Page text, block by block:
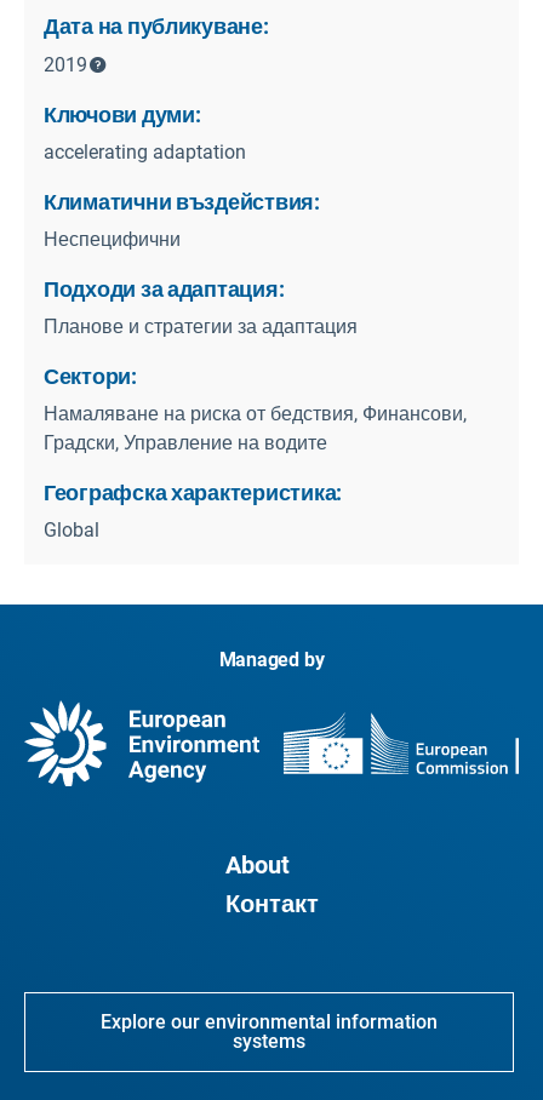
Дата на публикуване:
2019
Ключови думи:
accelerating adaptation
Климатични въздействия:
Неспецифични
Подходи за адаптация:
Планове и стратегии за адаптация
Сектори:
Намаляване на риска от бедствия, Финансови,
Градски, Управление на водите
Географска характеристика:
Global
Managed by
About
Контакт
Explore our environmental information
systems